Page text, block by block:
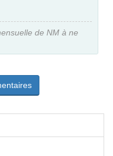
de NM à ne